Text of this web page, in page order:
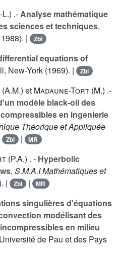
) .-Analyse mathématique
sciences et techniques,
|
Zbl
equations of
New-York (1969). | Zbl
) et Madaune-Tort (M.) .-
modèle black-oil des
en ingenierie
Théorique et Appliquée
Zbl | MR
(P.A.) . - Hyperbolic
, S.M.A.I Mathématiques et
| Zbl | MR
singulières d'équations
modélisant des
en milieu
de Pau et des Pays